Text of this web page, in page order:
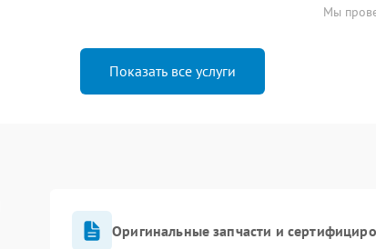
Мы
Показать все услуги
Оригинальные запчасти и